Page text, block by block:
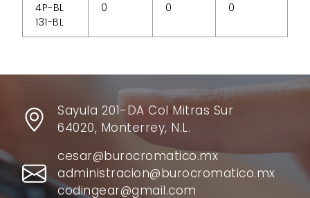
4P-BL
131-BL
0 0 0
Sayula 201-DA Col Mitras Sur
64020, Monterrey, N.L.
cesar@burocromatico.mx
administracion@burocromatico.mx
codingear@gmail.com